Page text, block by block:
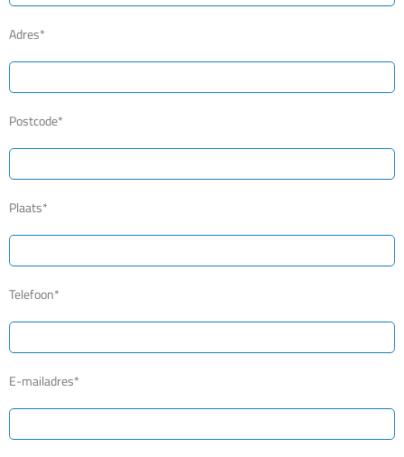
Adres*
Postcode*
Plaats*
Telefoon*
E-mailadres*